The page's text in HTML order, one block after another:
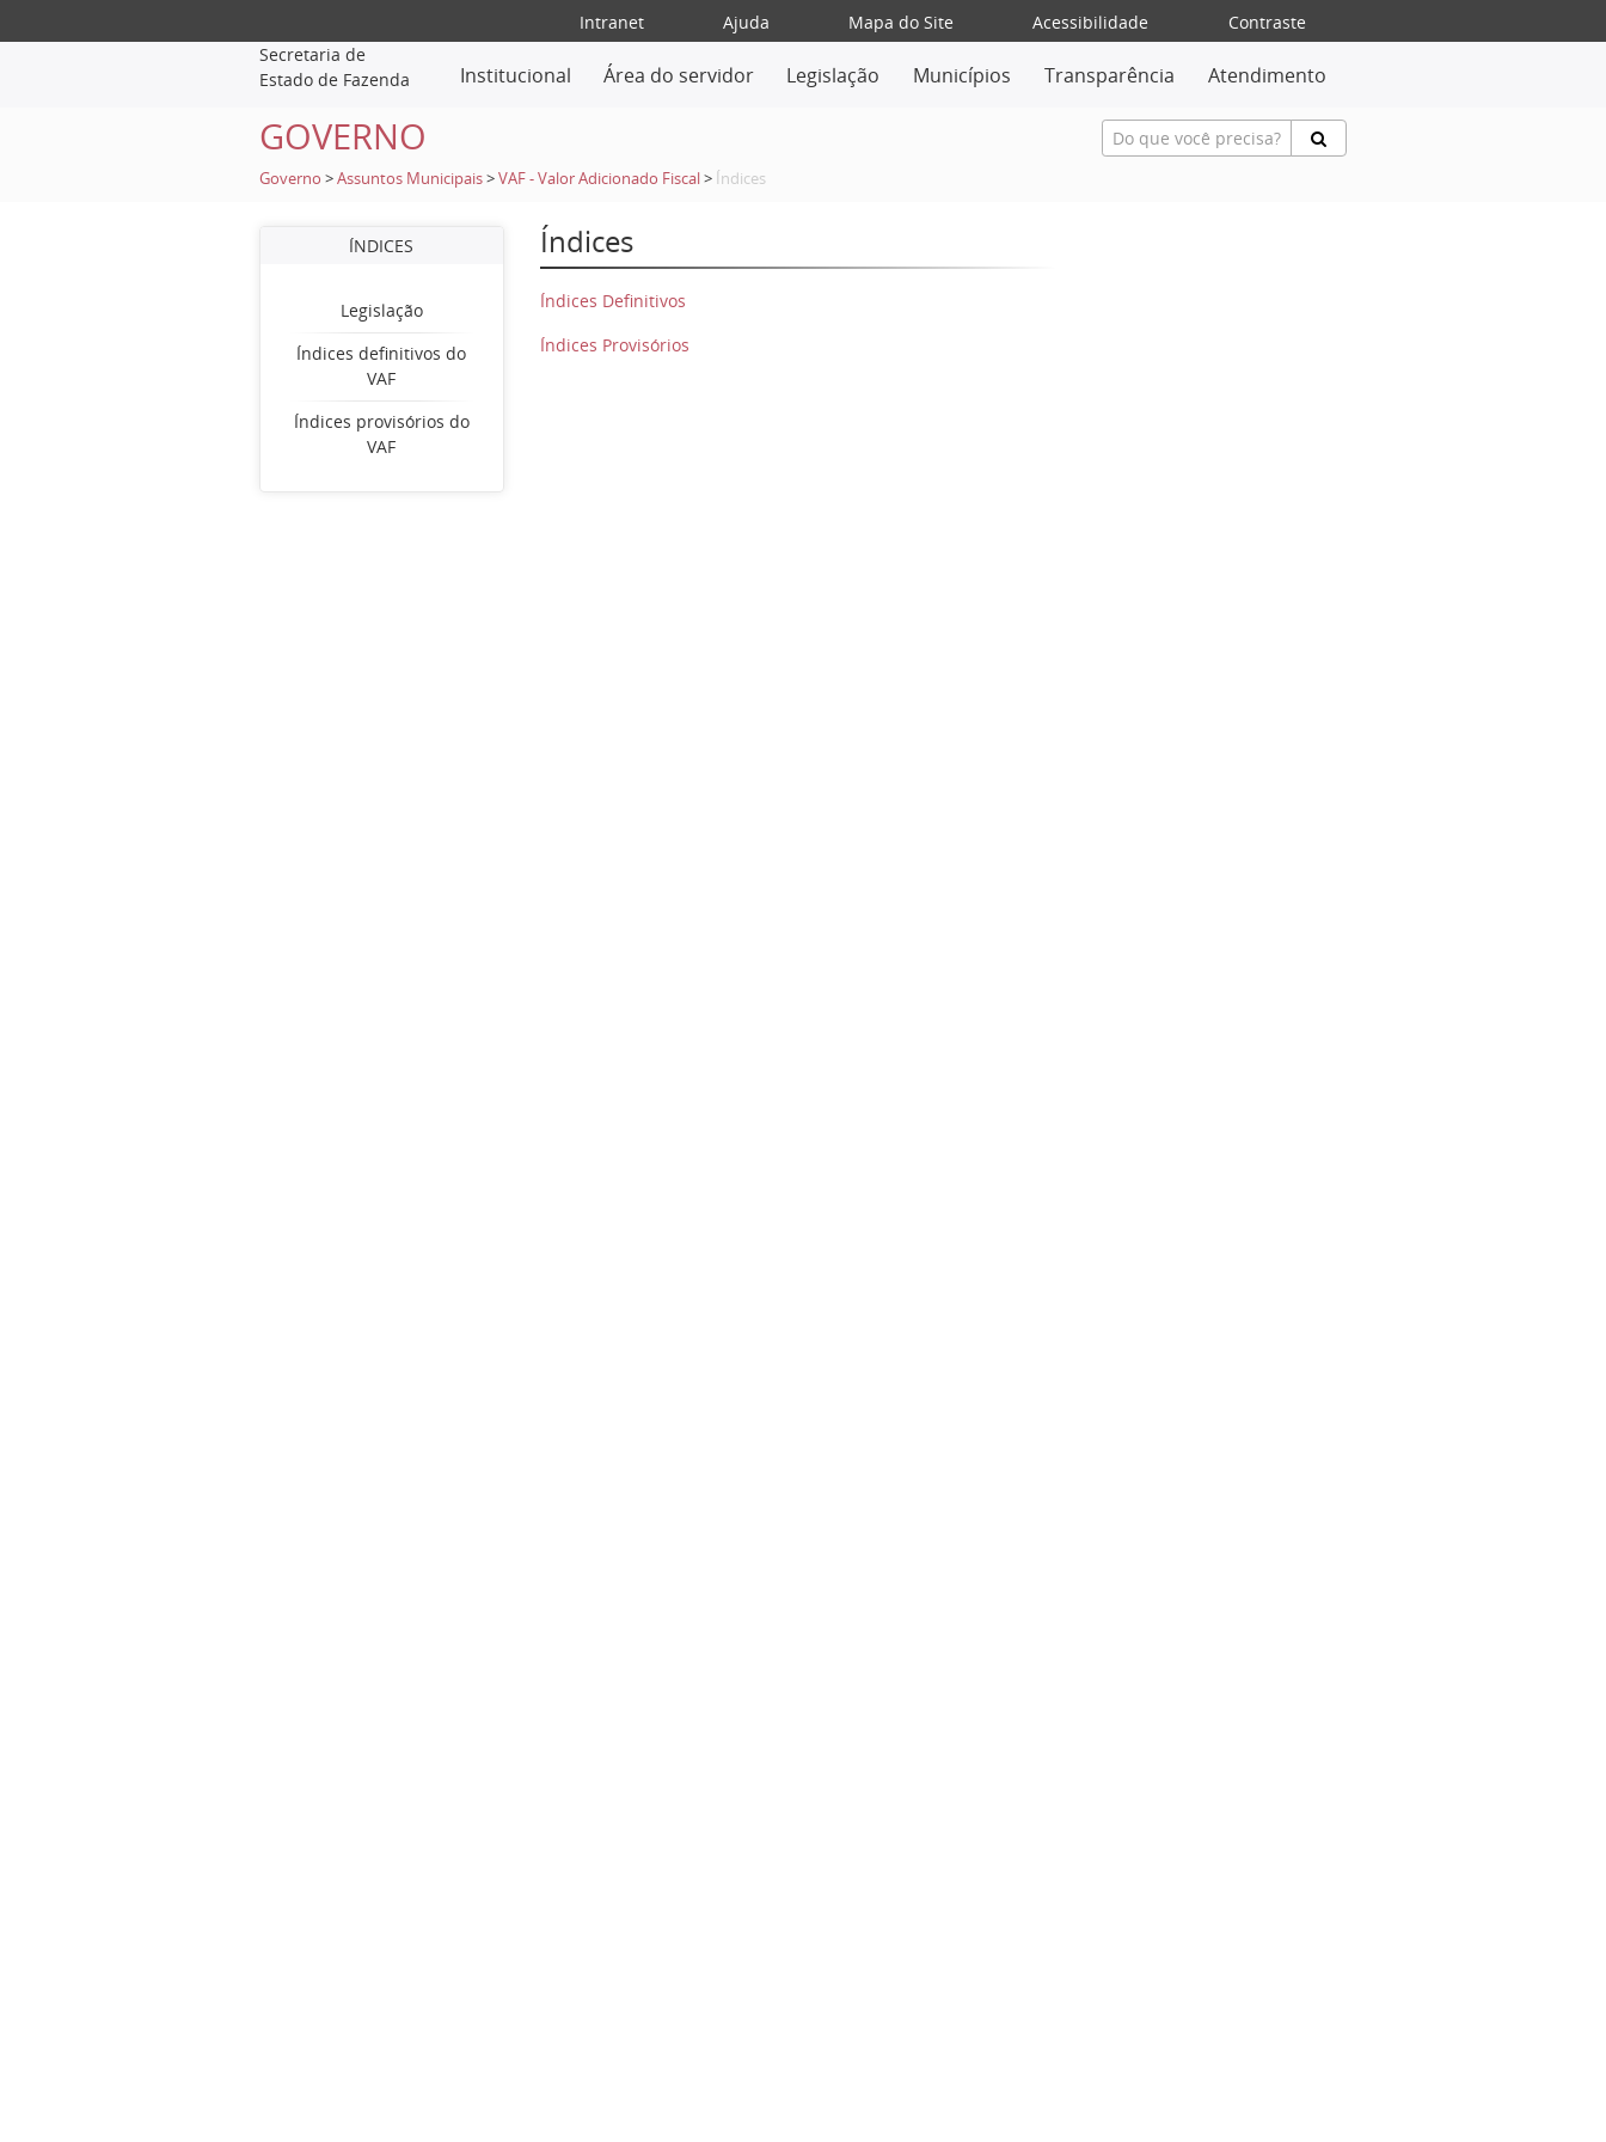
Intranet Ajuda Mapa do Site Acessibilidade
Contraste
Secretaria de
Estado de Fazenda
Institucional Área do servidor Legislação Municípios Transparência Atendimento
GOVERNO
Governo >Assuntos Municipais >VAF - Valor Adicionado Fiscal > Índices
ÍNDICES
Legislação
Índices definitivos do
VAF
Índices provisórios do
VAF
Índices
Índices Definitivos
Índices Provisórios